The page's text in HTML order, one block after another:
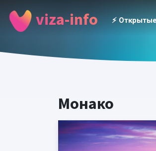
viza-info ⚡️
Монако